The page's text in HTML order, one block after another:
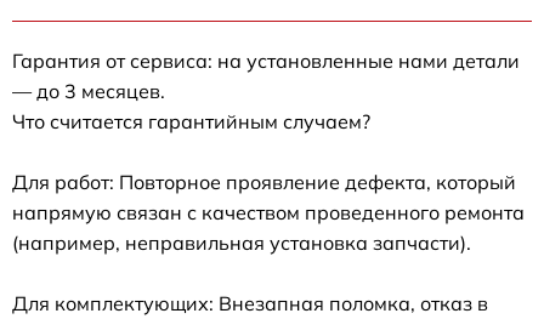
Гарантия от сервиса: на установленные нами детали
— до 3 месяцев.
Что считается гарантийным случаем?
Для работ: Повторное проявление дефекта, который
напрямую связан с качеством проведенного ремонта
(например, неправильная установка запчасти).
Для комплектующих: Внезапная поломка, отказ в